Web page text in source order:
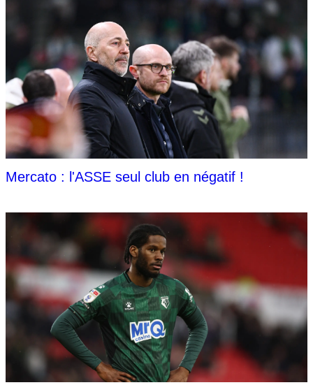
Mercato : l'ASSE seul club en négatif !